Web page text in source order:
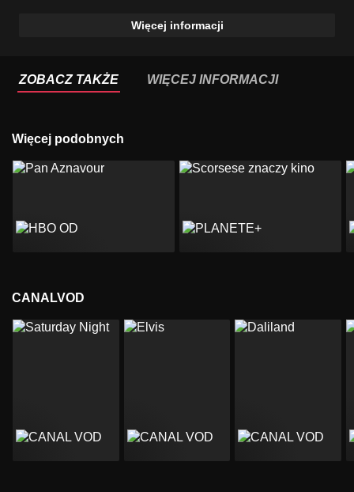
Więcej informacji
ZOBACZ TAKŻE WIĘCEJ INFORMACJI
Więcej podobnych
CANALVOD